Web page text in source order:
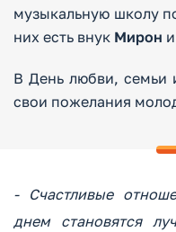
музыкальную школу
них есть внук Мирон
В День любви, семьи
свои пожелания
- Счастливые
днем становятся